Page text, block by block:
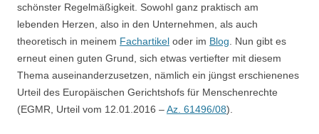
schönster Regelmäßigkeit. Sowohl ganz praktisch am
lebenden Herzen, also in den Unternehmen, als auch
theoretisch in meinem Fachartikel oder im Blog . Nun gibt es
erneut einen guten Grund, sich etwas vertiefter mit diesem
Thema auseinanderzusetzen, nämlich ein jüngst erschienenes
Urteil des Europäischen Gerichtshofs für Menschenrechte
(EGMR, Urteil vom 12.01.2016 –Az. 61496/08).